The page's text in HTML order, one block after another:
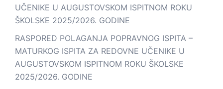
UČENIKE U AUGUSTOVSKOM ISPITNOM ROKU
ŠKOLSKE 2025/2026. GODINE
RASPORED POLAGANJA POPRAVNOG ISPITA –
MATURKOG ISPITA ZA REDOVNE UČENIKE U
AUGUSTOVSKOM ISPITNOM ROKU ŠKOLSKE
2025/2026. GODINE